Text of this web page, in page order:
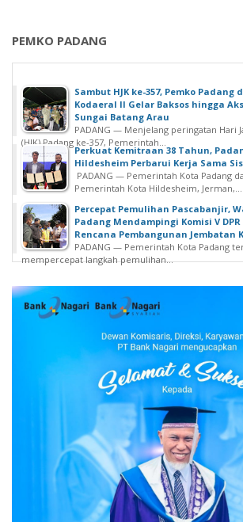
PEMKO PADANG
Sambut HJK ke-357, Pemko Padang
Kodaeral II Gelar Baksos hingga
Sungai Batang Arau
PADANG — Menjelang peringatan Hari
(HJK) Padang ke-357, Pemerintah...
Perkuat Kemitraan 38 Tahun,
Hildesheim Perbarui Kerja Sama
PADANG — Pemerintah Kota Padang
Pemerintah Kota Hildesheim, Jerman,...
Percepat Pemulihan Pascabanjir,
Padang Mendampingi Komisi V
Rencana Pembangunan Jembatan
PADANG — Pemerintah Kota Padang
mempercepat langkah pemulihan...